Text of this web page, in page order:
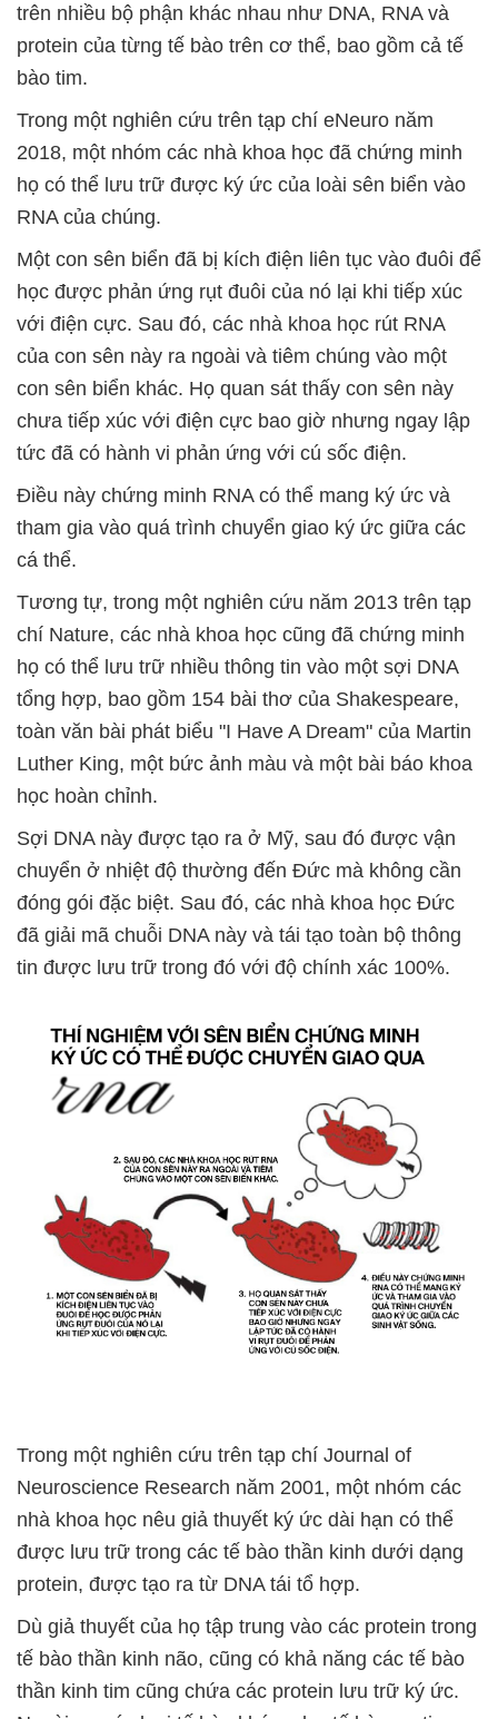
trên nhiều bộ phận khác nhau như DNA, RNA và
protein của từng tế bào trên cơ thể, bao gồm cả tế
bào tim.
Trong một nghiên cứu trên tạp chí eNeuro năm
2018, một nhóm các nhà khoa học đã chứng minh
họ có thể lưu trữ được ký ức của loài sên biển vào
RNA của chúng.
Một con sên biển đã bị kích điện liên tục vào đuôi để
học được phản ứng rụt đuôi của nó lại khi tiếp xúc
với điện cực. Sau đó, các nhà khoa học rút RNA
của con sên này ra ngoài và tiêm chúng vào một
con sên biển khác. Họ quan sát thấy con sên này
chưa tiếp xúc với điện cực bao giờ nhưng ngay lập
tức đã có hành vi phản ứng với cú sốc điện.
Điều này chứng minh RNA có thể mang ký ức và
tham gia vào quá trình chuyển giao ký ức giữa các
cá thể.
Tương tự, trong một nghiên cứu năm 2013 trên tạp
chí Nature, các nhà khoa học cũng đã chứng minh
họ có thể lưu trữ nhiều thông tin vào một sợi DNA
tổng hợp, bao gồm 154 bài thơ của Shakespeare,
toàn văn bài phát biểu "I Have A Dream" của Martin
Luther King, một bức ảnh màu và một bài báo khoa
học hoàn chỉnh.
Sợi DNA này được tạo ra ở Mỹ, sau đó được vận
chuyển ở nhiệt độ thường đến Đức mà không cần
đóng gói đặc biệt. Sau đó, các nhà khoa học Đức
đã giải mã chuỗi DNA này và tái tạo toàn bộ thông
tin được lưu trữ trong đó với độ chính xác 100%.
Trong một nghiên cứu trên tạp chí Journal of
Neuroscience Research năm 2001, một nhóm các
nhà khoa học nêu giả thuyết ký ức dài hạn có thể
được lưu trữ trong các tế bào thần kinh dưới dạng
protein, được tạo ra từ DNA tái tổ hợp.
Dù giả thuyết của họ tập trung vào các protein trong
tế bào thần kinh não, cũng có khả năng các tế bào
thần kinh tim cũng chứa các protein lưu trữ ký ức.